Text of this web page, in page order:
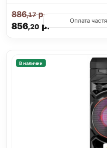
856,20р.
886,17р.
Оплата
В наличии